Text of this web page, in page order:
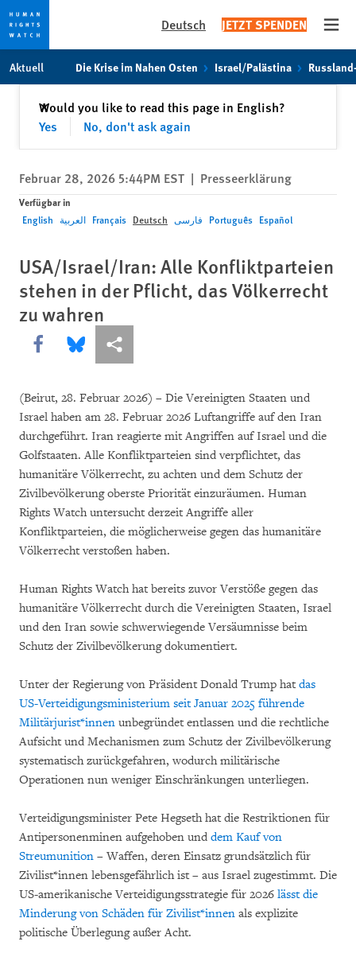
Skip
to
Skip
to
content
Deutsch JETZT SPENDEN
Aktuell Die Krise im Nahen Osten Israel/Palästina
Would you like to read this page in English?
Yes
No, don't ask again
✕Schließen
Februar 28, 2026 5:44PM EST | Presseerklärung
Verfügbar in
English العربية Français Deutsch فارسی Português Español
USA/Israel/Iran: Alle Konfliktparteien
stehen in der Pflicht, das Völkerrecht
zu wahren
Share this via Facebook
Share this via Bluesky
More sharing options
(Beirut, 28. Februar 2026) – Die Vereinigten Staaten und
Israel haben am 28. Februar 2026 Luftangriffe auf den Iran
durchgeführt. Iran reagierte mit Angriffen auf Israel und die
Golfstaaten. Alle Konfliktparteien sind verpflichtet, das
humanitäre Völkerrecht, zu achten und dem Schutz der
Zivilbevölkerung oberste Priorität einzuräumen. Human
Rights Watch untersucht derzeit Angriffe aller
Konfliktparteien, die möglicherweise gegen das humanitäre
Völkerrecht verstoßen haben.
Human Rights Watch hat bereits zuvor Verstöße gegen das
humanitäre Völkerrecht durch die Vereinigten Staaten, Israel
und den Iran sowie schwerwiegende Versäumnisse beim
Schutz der Zivilbevölkerung dokumentiert.
Unter der Regierung von Präsident Donald Trump hat das
US-Verteidigungsministerium seit Januar 2025 führende
Militärjurist*innen unbegründet entlassen und die rechtliche
Aufsicht und Mechanismen zum Schutz der Zivilbevölkerung
systematisch zurückgefahren, wodurch militärische
Operationen nun weniger Einschränkungen unterliegen.
Verteidigungsminister Pete Hegseth hat die Restriktionen für
Antipersonenminen aufgehoben und dem Kauf von
Streumunition – Waffen, deren Einsatz grundsätzlich für
Zivilist*innen lebensgefährlich ist – aus Israel zugestimmt. Die
US-amerikanische Verteidigungsstrategie für 2026 lässt die
Minderung von Schäden für Zivilist*innen als explizite
politische Überlegung außer Acht.